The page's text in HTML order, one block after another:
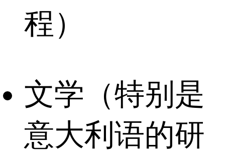
程）
文学（特别是
意大利语的研